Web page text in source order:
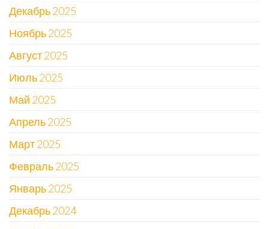
Декабрь 2025
Ноябрь 2025
Август 2025
Июль 2025
Май 2025
Апрель 2025
Март 2025
Февраль 2025
Январь 2025
Декабрь 2024